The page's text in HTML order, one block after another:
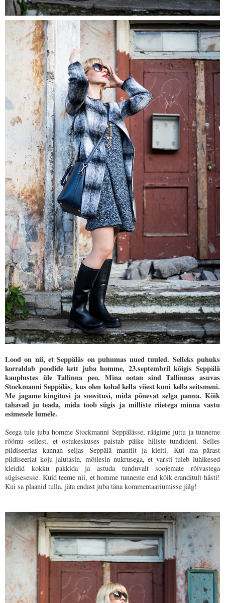
Lood on nii, et Seppäläs on puhumas uued tuuled. Selleks puhuks
korraldab poodide kett juba homme, 23.septembril kõigis Seppälä
kauplustes üle Tallinna peo. Mina ootan sind Tallinnas asuvas
Stockmanni Seppäläs, kus olen kohal kella viiest kuni kella seitsmeni.
Me jagame kingitusi ja soovitusi, mida põnevat selga panna. Kõik
tahavad ju teada, mida toob sügis ja milliste riietega minna vastu
esimesele lumele.
Seega tule juba homme Stockmanni Seppälässe, räägime juttu ja tunneme
rõõmu sellest, et ostukeskuses paistab päike hiliste tundideni. Selles
pildiseerias kannan seljas Seppälä mantlit ja kleiti. Kui ma pärast
pildiseeriat koju jalutasin, mõtlesin nukrusega, et varsti tuleb lühikesed
kleidid kokku pakkida ja astuda tunduvalt soojemate rõivastega
sügisesesse. Kuid teeme nii, et homme tunneme end kõik eranditult hästi!
Kui sa plaanid tulla, jäta endast juba täna kommentaariumisse jälg!